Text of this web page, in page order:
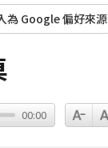
為 Google 偏好來源
00:00